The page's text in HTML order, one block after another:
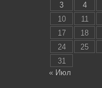
3
4
10
11
17
18
24
25
31
« Июл